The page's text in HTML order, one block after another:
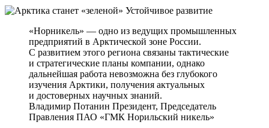
Устойчивое развитие
«Норникель» — одно из ведущих промышленных
предприятий в Арктической зоне России.
С развитием этого региона связаны тактические
и стратегические планы компании, однако
дальнейшая работа невозможна без глубокого
изучения Арктики, получения актуальных
и достоверных научных знаний.
Владимир Потанин Президент, Председатель
Правления ПАО «ГМК Норильский никель»